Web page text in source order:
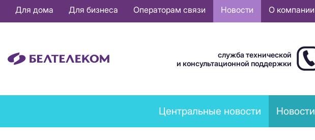
Основная
навигация
Для дома Для бизнеса Операторам связи Новости О компании
служба технической
и консультационной поддержки
News
menu
Центральные новости